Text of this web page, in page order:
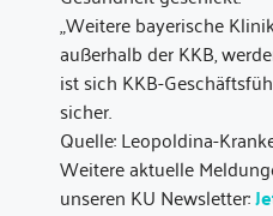
„Weitere bayerische
außerhalb der KKB,
ist sich KKB-
sicher.
Quelle: Leopoldina-
Weitere aktuelle
unseren KU Newsletter: